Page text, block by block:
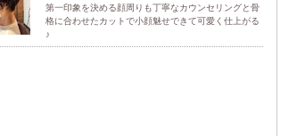
第一印象を決める顔周りも丁寧なカウンセリングと骨
格に合わせたカットで小顔魅せできて可愛く仕上がる
♪